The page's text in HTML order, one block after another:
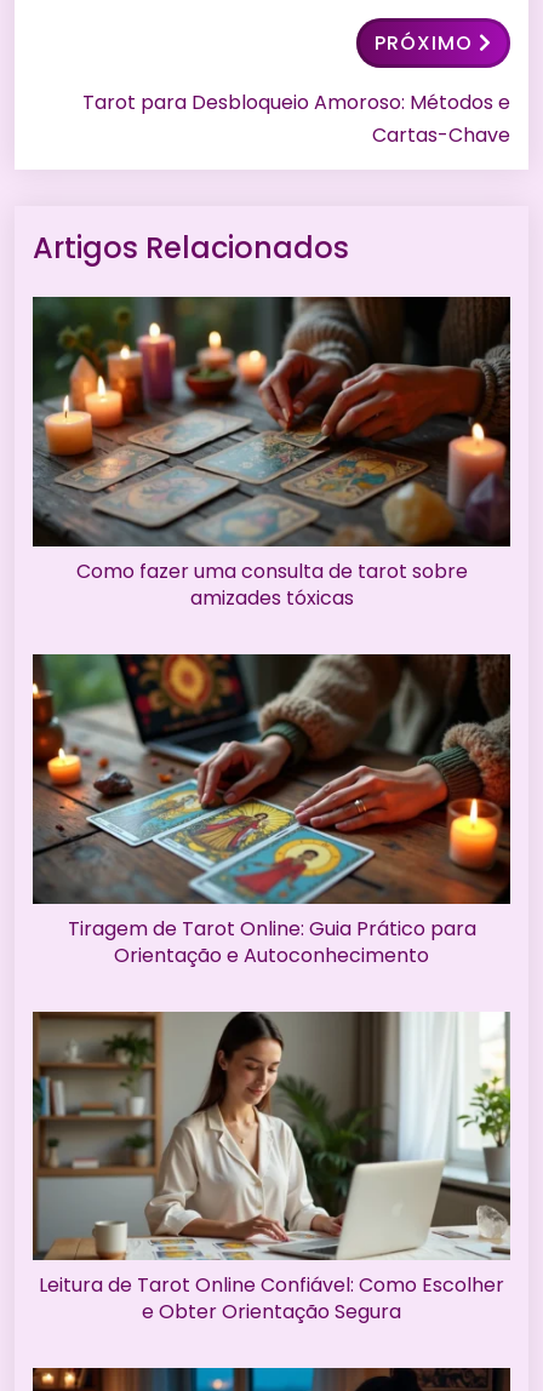
PRÓXIMO
Tarot para Desbloqueio Amoroso: Métodos e
Cartas-Chave
Artigos Relacionados
Como fazer uma consulta de tarot sobre
amizades tóxicas
Tiragem de Tarot Online: Guia Prático para
Orientação e Autoconhecimento
Leitura de Tarot Online Confiável: Como Escolher
e Obter Orientação Segura